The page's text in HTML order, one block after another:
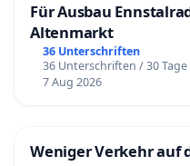
Für Ausbau
Altenmarkt
36 Unterschriften
36 Unterschriften / 30 Tage
7 Aug 2026
Weniger Verkehr auf